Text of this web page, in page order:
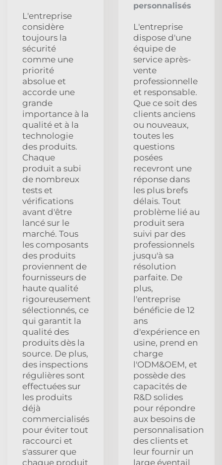
L'entreprise
considère
toujours la
sécurité
comme une
priorité
absolue et
accorde une
grande
importance à la
qualité et à la
technologie
des produits.
Chaque
produit a subi
de nombreux
tests et
vérifications
avant d'être
lancé sur le
marché. Tous
les composants
des produits
proviennent de
fournisseurs de
haute qualité
rigoureusement
sélectionnés, ce
qui garantit la
qualité des
produits dès la
source. De plus,
des inspections
régulières sont
effectuées sur
les produits
déjà
commercialisés
pour éviter tout
raccourci et
s'assurer que
chaque produit
personnalisés
L'entreprise
dispose d'une
équipe de
service après-
vente
professionnelle
et responsable.
Que ce soit des
clients anciens
ou nouveaux,
toutes les
questions
posées
recevront une
réponse dans
les plus brefs
délais. Tout
problème lié au
produit sera
suivi par des
professionnels
jusqu'à sa
résolution
parfaite. De
plus,
l'entreprise
bénéficie de 12
ans
d'expérience en
usine, prend en
charge
l'ODM&OEM, et
possède des
capacités de
R&D solides
pour répondre
aux besoins de
personnalisation
des clients et
leur fournir un
large éventail